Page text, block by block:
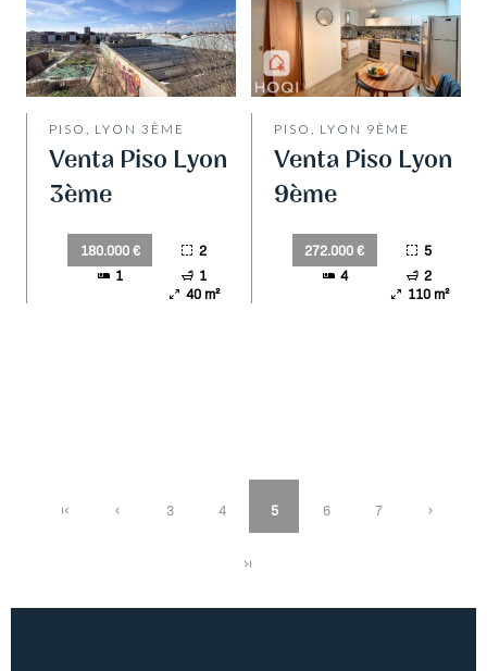
PISO, LYON 3ÈME
Venta Piso Lyon
3ème
180.000 €
2
1
1
40 m²
PISO, LYON 9ÈME
Venta Piso Lyon
9ème
272.000 €
5
4
2
110 m²
3 4 5 6 7